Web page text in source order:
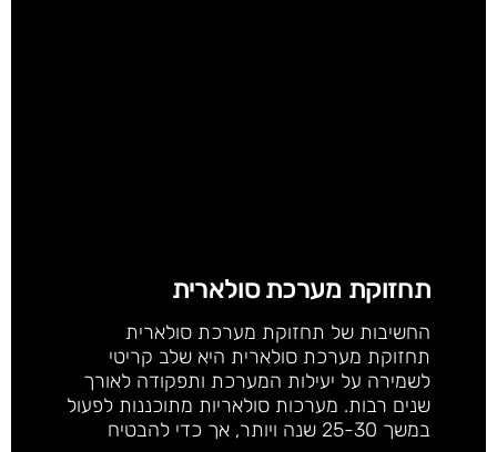
תחזוקת מערכת סולארית
החשיבות של תחזוקת מערכת סולארית
תחזוקת מערכת סולארית היא שלב קריטי
לשמירה על יעילות המערכת ותפקודה לאורך
שנים רבות. מערכות סולאריות מתוכננות לפעול
במשך 25-30 שנה ויותר, אך כדי להבטיח